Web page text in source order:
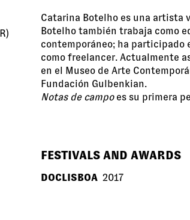
Catarina Botelho es una artista
Botelho también trabaja como
contemporáneo; ha participado
como freelancer. Actualmente
en el Museo de Arte
Fundación Gulbenkian.
Notas de campoes su primera
FESTIVALS AND AWARDS
DOCLISBOA 2017